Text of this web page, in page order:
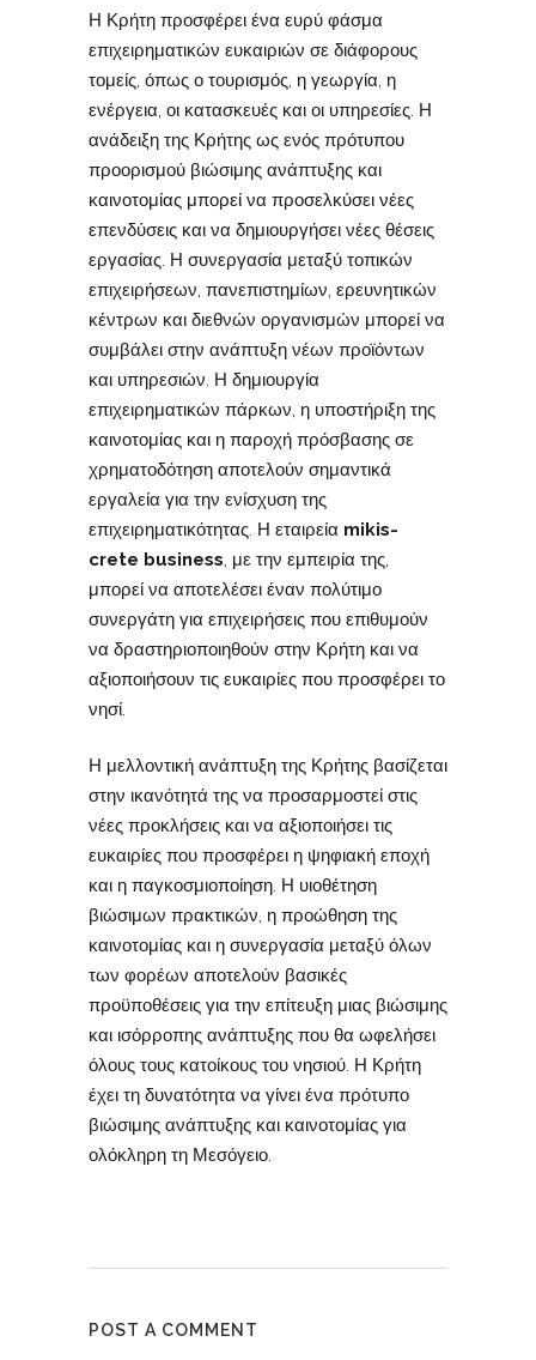
Η Κρήτη προσφέρει ένα ευρύ φάσμα
επιχειρηματικών ευκαιριών σε διάφορους
τομείς, όπως ο τουρισμός, η γεωργία, η
ενέργεια, οι κατασκευές και οι υπηρεσίες. Η
ανάδειξη της Κρήτης ως ενός πρότυπου
προορισμού βιώσιμης ανάπτυξης και
καινοτομίας μπορεί να προσελκύσει νέες
επενδύσεις και να δημιουργήσει νέες θέσεις
εργασίας. Η συνεργασία μεταξύ τοπικών
επιχειρήσεων, πανεπιστημίων, ερευνητικών
κέντρων και διεθνών οργανισμών μπορεί να
συμβάλει στην ανάπτυξη νέων προϊόντων
και υπηρεσιών. Η δημιουργία
επιχειρηματικών πάρκων, η υποστήριξη της
καινοτομίας και η παροχή πρόσβασης σε
χρηματοδότηση αποτελούν σημαντικά
εργαλεία για την ενίσχυση της
επιχειρηματικότητας. Η εταιρεία mikis-
crete business, με την εμπειρία της,
μπορεί να αποτελέσει έναν πολύτιμο
συνεργάτη για επιχειρήσεις που επιθυμούν
να δραστηριοποιηθούν στην Κρήτη και να
αξιοποιήσουν τις ευκαιρίες που προσφέρει το
νησί.
Η μελλοντική ανάπτυξη της Κρήτης βασίζεται
στην ικανότητά της να προσαρμοστεί στις
νέες προκλήσεις και να αξιοποιήσει τις
ευκαιρίες που προσφέρει η ψηφιακή εποχή
και η παγκοσμιοποίηση. Η υιοθέτηση
βιώσιμων πρακτικών, η προώθηση της
καινοτομίας και η συνεργασία μεταξύ όλων
των φορέων αποτελούν βασικές
προϋποθέσεις για την επίτευξη μιας βιώσιμης
και ισόρροπης ανάπτυξης που θα ωφελήσει
όλους τους κατοίκους του νησιού. Η Κρήτη
έχει τη δυνατότητα να γίνει ένα πρότυπο
βιώσιμης ανάπτυξης και καινοτομίας για
ολόκληρη τη Μεσόγειο.
POST A COMMENT